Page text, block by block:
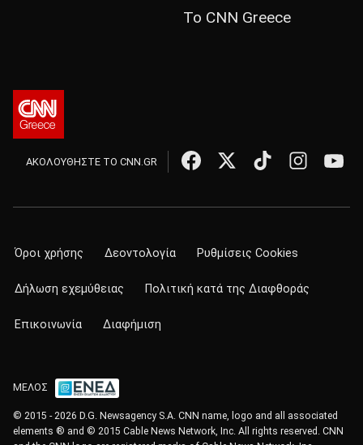
Το CNN Greece
ΑΚΟΛΟΥΘΗΣΤΕ ΤΟ CNN.GR
Όροι χρήσης Δεοντολογία Ρυθμίσεις Cookies
Δήλωση εχεμύθειας Πολιτική κατά της Διαφθοράς
Επικοινωνία Διαφήμιση
ΜΕΛΟΣ
© 2015 - 2026 D.G. Newsagency S.A. CNN name, logo and all associated
elements ® and © 2015 Cable News Network, Inc. All rights reserved. CNN